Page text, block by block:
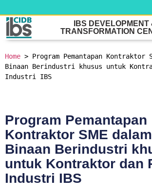
IBS DEVELOPMENT
TRANSFORMATION
Home > Program Pemantapan Kontraktor
Binaan Berindustri khusus untuk
Industri IBS
Program Pemantapan
Kontraktor SME
Binaan Berindustri
untuk Kontraktor dan
Industri IBS